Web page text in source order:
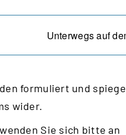
Unterwegs auf
formuliert und
wider.
Sie sich bitte an